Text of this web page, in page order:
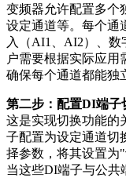
变频器允许配置多个
设定通道等。每个通
入（AI1、AI2）、数
户需要根据实际应用
确保每个通道都能独
第二步：配置DI端子
这是实现切换功能的
子配置为设定通道切
择参数，将其设置为
当这些DI端子与公共